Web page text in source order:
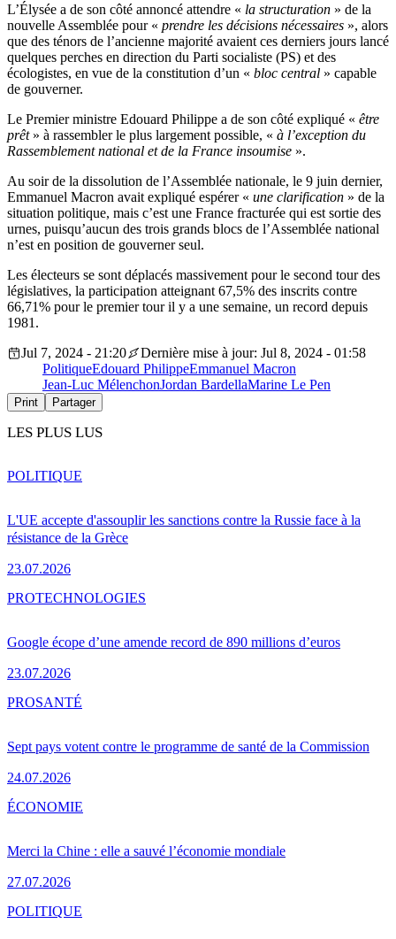
L’Élysée a de son côté annoncé attendre « la structuration » de la
nouvelle Assemblée pour « prendre les décisions nécessaires », alors
que des ténors de l’ancienne majorité avaient ces derniers jours lancé
quelques perches en direction du Parti socialiste (PS) et des
écologistes, en vue de la constitution d’un « bloc central » capable
de gouverner.
Le Premier ministre Edouard Philippe a de son côté expliqué « être
prêt » à rassembler le plus largement possible, « à l’exception du
Rassemblement national et de la France insoumise ».
Au soir de la dissolution de l’Assemblée nationale, le 9 juin dernier,
Emmanuel Macron avait expliqué espérer « une clarification » de la
situation politique, mais c’est une France fracturée qui est sortie des
urnes, puisqu’aucun des trois grands blocs de l’Assemblée national
n’est en position de gouverner seul.
Les électeurs se sont déplacés massivement pour le second tour des
législatives, la participation atteignant 67,5% des inscrits contre
66,71% pour le premier tour il y a une semaine, un record depuis
1981.
Jul 7, 2024 - 21:20
Dernière mise à jour: Jul 8, 2024 - 01:58
PolitiqueEdouard PhilippeEmmanuel Macron
Jean-Luc MélenchonJordan BardellaMarine Le Pen
Print Partager
LES PLUS LUS
L'UE accepte d'assouplir les sanctions contre la Russie face à la
résistance de la Grèce
23.07.2026
POLITIQUE
Google écope d’une amende record de 890 millions d’euros
23.07.2026
PROTECHNOLOGIES
Sept pays votent contre le programme de santé de la Commission
24.07.2026
PROSANTÉ
Merci la Chine : elle a sauvé l’économie mondiale
27.07.2026
ÉCONOMIE
POLITIQUE